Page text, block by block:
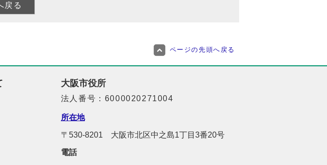
ページの先頭へ戻る
大阪市役所
法人番号：6000020271004
所在地
〒530-8201 大阪市北区中之島1丁目3番20号
電話